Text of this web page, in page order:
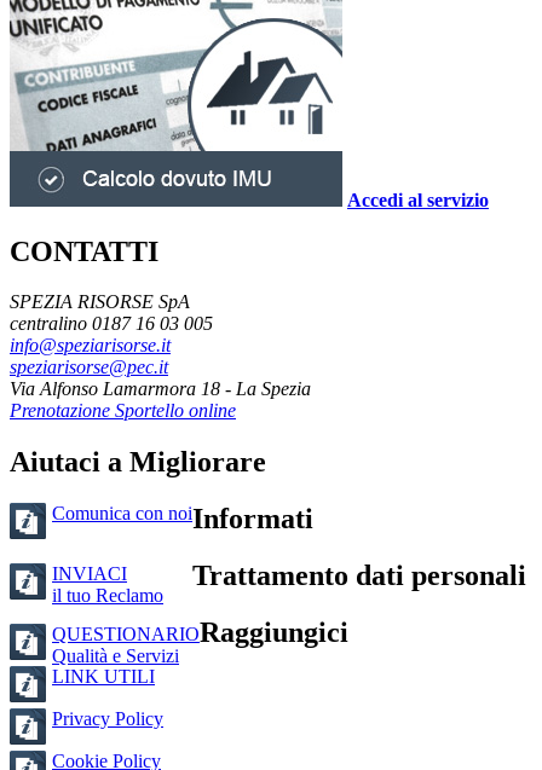
Accedi al servizio
CONTATTI
SPEZIA RISORSE SpA
centralino 0187 16 03 005
info@speziarisorse.it
speziarisorse@pec.it
Via Alfonso Lamarmora 18 - La Spezia
Prenotazione Sportello online
Aiutaci a Migliorare
Comunica con noi
INVIACI
il tuo Reclamo
QUESTIONARIO
Qualità e Servizi
Informati
LINK UTILI
Trattamento dati personali
Privacy Policy
Cookie Policy
Raggiungici